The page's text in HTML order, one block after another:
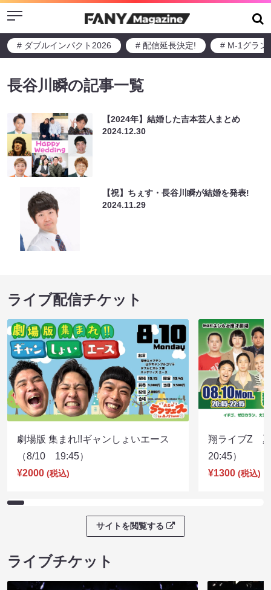
Menu
# ダブルインパクト2026 # 配信延長決定! # M-1グラン
長谷川瞬の記事一覧
【2024年】結婚した吉本芸人まとめ
2024.12.30
【祝】ちぇす・長谷川瞬が結婚を発表!
2024.11.29
ライブ配信チケット
劇場版 集まれ!!ギャンしょいエース
（8/10 19:45）
¥2000 (税込)
翔ライブZ
20:45）
¥1300 (税込)
サイトを閲覧する
ライブチケット